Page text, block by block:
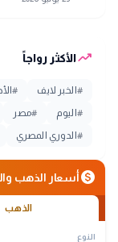
trending_upالأكثر رواجاً
# الخبر لايف #
# اليوم #مصر
# الدوري المصري
monetization_onأسعار الذهب
الذهب
النوع